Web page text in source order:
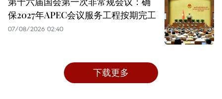
保2027年APEC会议服务工程按期完工
07/08/2026 02:40
下载更多